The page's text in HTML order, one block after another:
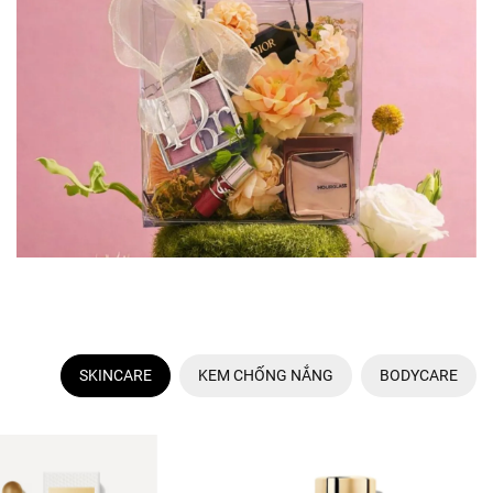
SKINCARE KEM CHỐNG NẮNG BODYCARE